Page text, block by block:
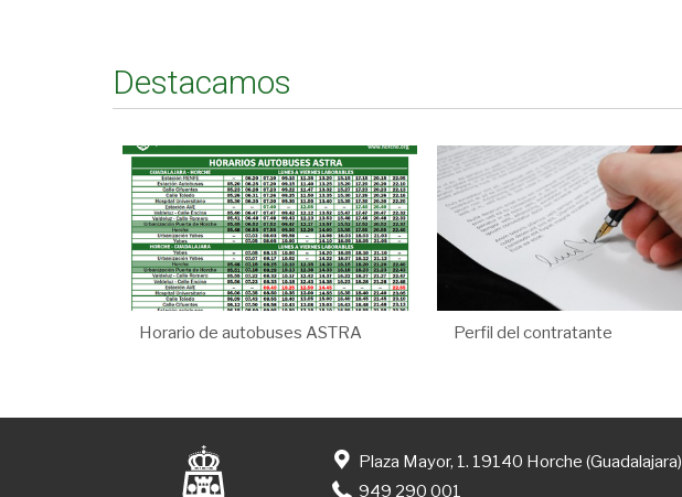
Destacamos
Horario de autobuses ASTRA Perfil del contratante
Plaza Mayor, 1. 19140 Horche (Guadalajara)
949 290 001